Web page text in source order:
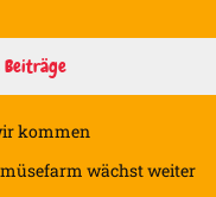
Beiträge
kommen
wächst weiter